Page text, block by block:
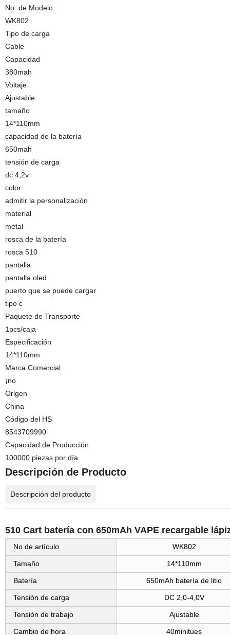
No. de Modelo.
WK802
Tipo de carga
Cable
Capacidad
380mah
Voltaje
Ajustable
tamaño
14*110mm
capacidad de la batería
650mah
tensión de carga
dc 4,2v
color
admitir la personalización
material
metal
rosca de la batería
rosca 510
pantalla
pantalla oled
puerto que se puede cargar
tipo c
Paquete de Transporte
1pcs/caja
Especificación
14*110mm
Marca Comercial
¡no
Origen
China
Código del HS
8543709990
Capacidad de Producción
100000 piezas por día
Descripción de Producto
Descripción del producto
510 Cart batería con 650mAh VAPE recargable
No de artículo WK802
Tamaño 14*110mm
Batería 650mAh batería de litio
Tensión de carga DC 2,0-4,0V
Tensión de trabajo Ajustable
Cambio de hora 40minitues